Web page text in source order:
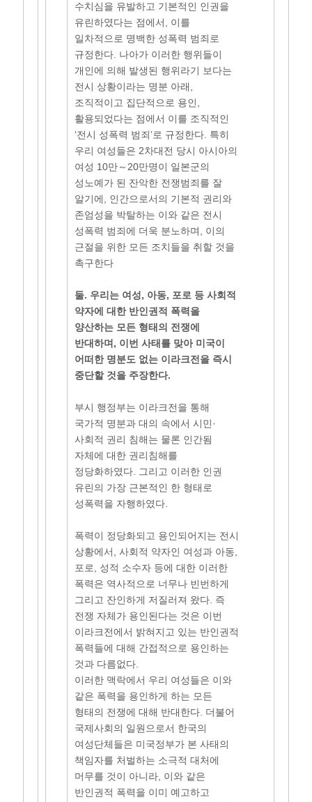
수치심을 유발하고 기본적인 인권을
유린하였다는 점에서, 이를
일차적으로 명백한 성폭력 범죄로
규정한다. 나아가 이러한 행위들이
개인에 의해 발생된 행위라기 보다는
전시 상황이라는 명분 아래,
조직적이고 집단적으로 용인,
활용되었다는 점에서 이를 조직적인
‘전시 성폭력 범죄’로 규정한다. 특히
우리 여성들은 2차대전 당시 아시아의
여성 10만～20만명이 일본군의
성노예가 된 잔악한 전쟁범죄를 잘
알기에, 인간으로서의 기본적 권리와
존엄성을 박탈하는 이와 같은 전시
성폭력 범죄에 더욱 분노하며, 이의
근절을 위한 모든 조치들을 취할 것을
촉구한다
둘. 우리는 여성, 아동, 포로 등 사회적
약자에 대한 반인권적 폭력을
양산하는 모든 형태의 전쟁에
반대하며, 이번 사태를 맞아 미국이
어떠한 명분도 없는 이라크전을 즉시
중단할 것을 주장한다.
부시 행정부는 이라크전을 통해
국가적 명분과 대의 속에서 시민·
사회적 권리 침해는 물론 인간됨
자체에 대한 권리침해를
정당화하였다. 그리고 이러한 인권
유린의 가장 근본적인 한 형태로
성폭력을 자행하였다.
폭력이 정당화되고 용인되어지는 전시
상황에서, 사회적 약자인 여성과 아동,
포로, 성적 소수자 등에 대한 이러한
폭력은 역사적으로 너무나 빈번하게
그리고 잔인하게 저질러져 왔다. 즉
전쟁 자체가 용인된다는 것은 이번
이라크전에서 밝혀지고 있는 반인권적
폭력들에 대해 간접적으로 용인하는
것과 다름없다.
이러한 맥락에서 우리 여성들은 이와
같은 폭력을 용인하게 하는 모든
형태의 전쟁에 대해 반대한다. 더불어
국제사회의 일원으로서 한국의
여성단체들은 미국정부가 본 사태의
책임자를 처벌하는 소극적 대처에
머무를 것이 아니라, 이와 같은
반인권적 폭력을 이미 예고하고